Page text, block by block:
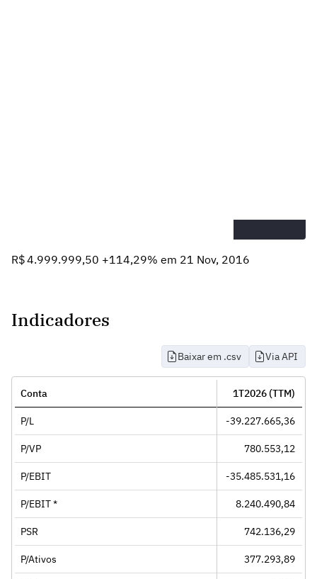
R$ 4.999.999,50 +114,29% em 21 Nov, 2016
Indicadores
Baixar em .csv Via API
Conta 1T2026 (TTM)
P/L -39.227.665,36
P/VP 780.553,12
P/EBIT -35.485.531,16
P/EBIT * 8.240.490,84
PSR 742.136,29
P/Ativos 377.293,89